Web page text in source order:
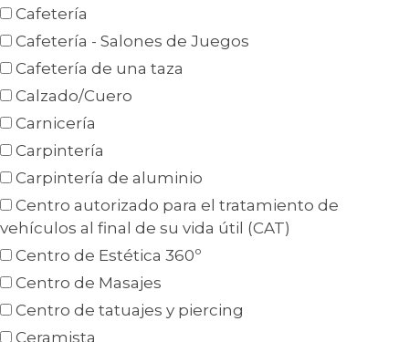
Cafetería
Cafetería - Salones de Juegos
Cafetería de una taza
Calzado/Cuero
Carnicería
Carpintería
Carpintería de aluminio
Centro autorizado para el tratamiento de
vehículos al final de su vida útil (CAT)
Centro de Estética 360º
Centro de Masajes
Centro de tatuajes y piercing
Ceramista